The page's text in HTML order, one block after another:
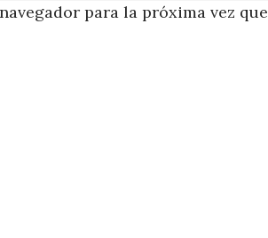
para la próxima vez que